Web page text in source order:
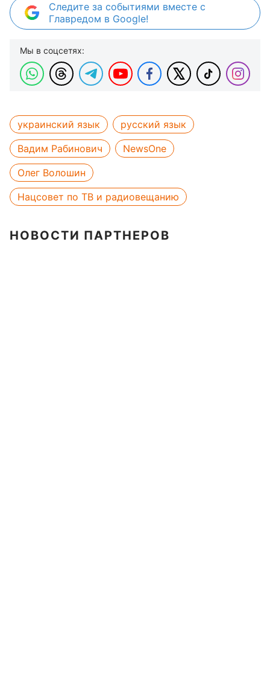
Следите за событиями вместе с
Главредом в Google!
Мы в соцсетях:
украинский язык
русский язык
Вадим Рабинович
NewsOne
Олег Волошин
Нацсовет по ТВ и радиовещанию
НОВОСТИ ПАРТНЕРОВ